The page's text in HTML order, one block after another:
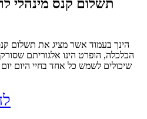
תשלום קנס מינהלי
הינך בעמוד אשר מציג את תשלום
הכלכלה, הופרט הינו אלגוריתם
שיכולים לשמש כל אחד בחיי היום